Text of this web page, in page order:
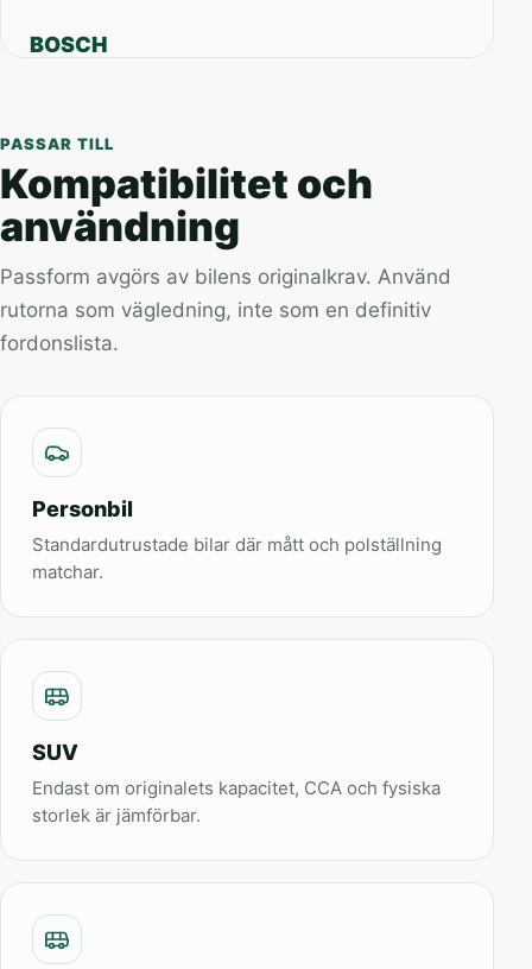
BOSCH
PASSAR TILL
Kompatibilitet och
användning
Passform avgörs av bilens originalkrav. Använd
rutorna som vägledning, inte som en definitiv
fordonslista.
Personbil
Standardutrustade bilar där mått och polställning
matchar.
SUV
Endast om originalets kapacitet, CCA och fysiska
storlek är jämförbar.